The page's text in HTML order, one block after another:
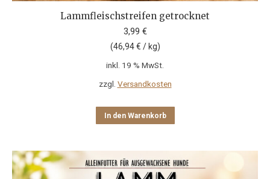
Lammfleischstreifen getrocknet
3,99 €
(46,94€ / kg)
inkl. 19 % MwSt.
zzgl. Versandkosten
In den Warenkorb